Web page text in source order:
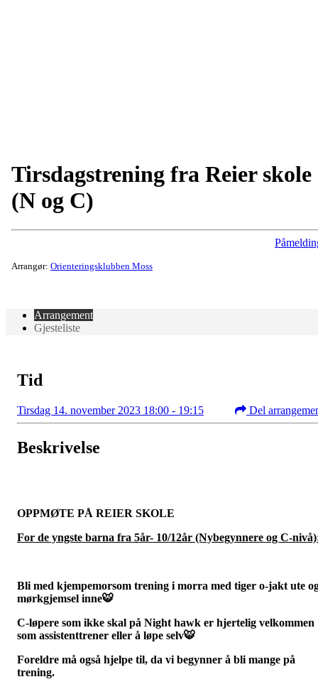
Tirsdagstrening fra Reier skole
(N og C)
Arrangør: Orienteringsklubben Moss
Arrangement
Gjesteliste
Tid
Tirsdag 14. november 2023 18:00 - 19:15 Del
Beskrivelse
OPPMØTE PÅ REIER SKOLE
For de yngste barna fra 5år- 10/12år (Nybegynnere og C-
Bli med kjempemorsom trening i morra med tiger o-jakt ute
mørkgjemsel inne🐯
C-løpere som ikke skal på Night hawk er hjertelig velkommen
som assistenttrener eller å løpe selv🐯
Foreldre må også hjelpe til, da vi begynner å bli mange på
trening.